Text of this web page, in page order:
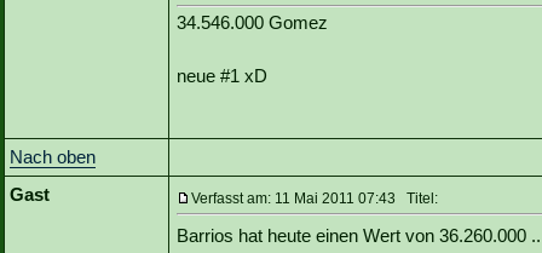
34.546.000 Gomez
neue #1 xD
Nach oben
Gast
Verfasst am: 11 Mai 2011 07:43 Titel:
Barrios hat heute einen Wert von